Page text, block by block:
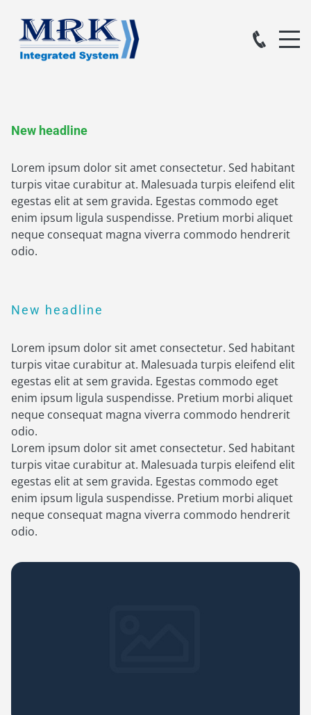
New headline
Lorem ipsum dolor sit amet consectetur. Sed habitant
turpis vitae curabitur at. Malesuada turpis eleifend elit
egestas elit at sem gravida. Egestas commodo eget
enim ipsum ligula suspendisse. Pretium morbi aliquet
neque consequat magna viverra commodo hendrerit
odio.
New headline
Lorem ipsum dolor sit amet consectetur. Sed habitant
turpis vitae curabitur at. Malesuada turpis eleifend elit
egestas elit at sem gravida. Egestas commodo eget
enim ipsum ligula suspendisse. Pretium morbi aliquet
neque consequat magna viverra commodo hendrerit
odio.
Lorem ipsum dolor sit amet consectetur. Sed habitant
turpis vitae curabitur at. Malesuada turpis eleifend elit
egestas elit at sem gravida. Egestas commodo eget
enim ipsum ligula suspendisse. Pretium morbi aliquet
neque consequat magna viverra commodo hendrerit
odio.